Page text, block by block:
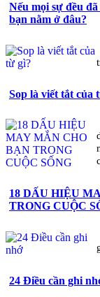
Nếu mọi sự đều
bạn nằm ở đâu?
Sop là viết tắt của
18 DẤU HIỆU
TRONG CUỘC
24 Điều cần ghi